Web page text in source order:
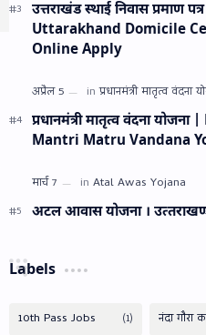
उत्तराखंड स्थाई निवास प्रमाण पत्र
Uttarakhand Domicile
Online Apply
प्रधानमंत्री मातृत्व वंदना
Mantri Matru Vandana
अटल आवास योजना ।
Labels